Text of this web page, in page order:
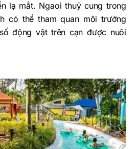
lạ mắt. Ngaoì thuỷ cung trong
có thể tham quan môi trường
động vật trên cạn được nuôi